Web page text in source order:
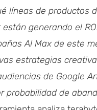
líneas de productos
generando el
AI Max de este
estrategias
de Google
probabilidad de